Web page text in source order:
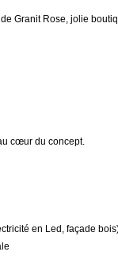
Granit Rose, jolie
cœur du concept.
en Led, façade